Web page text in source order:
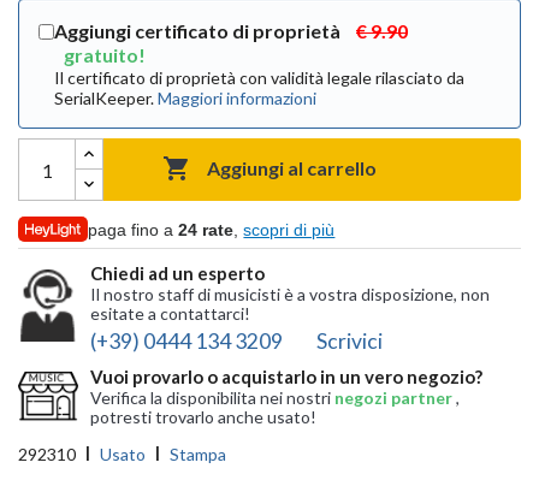
Aggiungi certificato di proprietà
€ 9.90
gratuito!
Il certificato di proprietà con validità legale rilasciato da
SerialKeeper.Maggiori informazioni
 Aggiungi al carrello
paga fino a24 rate ,scopri di più
Chiedi ad un esperto
Il nostro staff di musicisti è a vostra disposizione, non
esitate a contattarci!
(+39) 0444 134 3209 Scrivici
Vuoi provarlo o acquistarlo in un vero negozio?
Verifica la disponibilita nei nostri negozi partner,
potresti trovarlo anche usato!
292310
Usato Stampa